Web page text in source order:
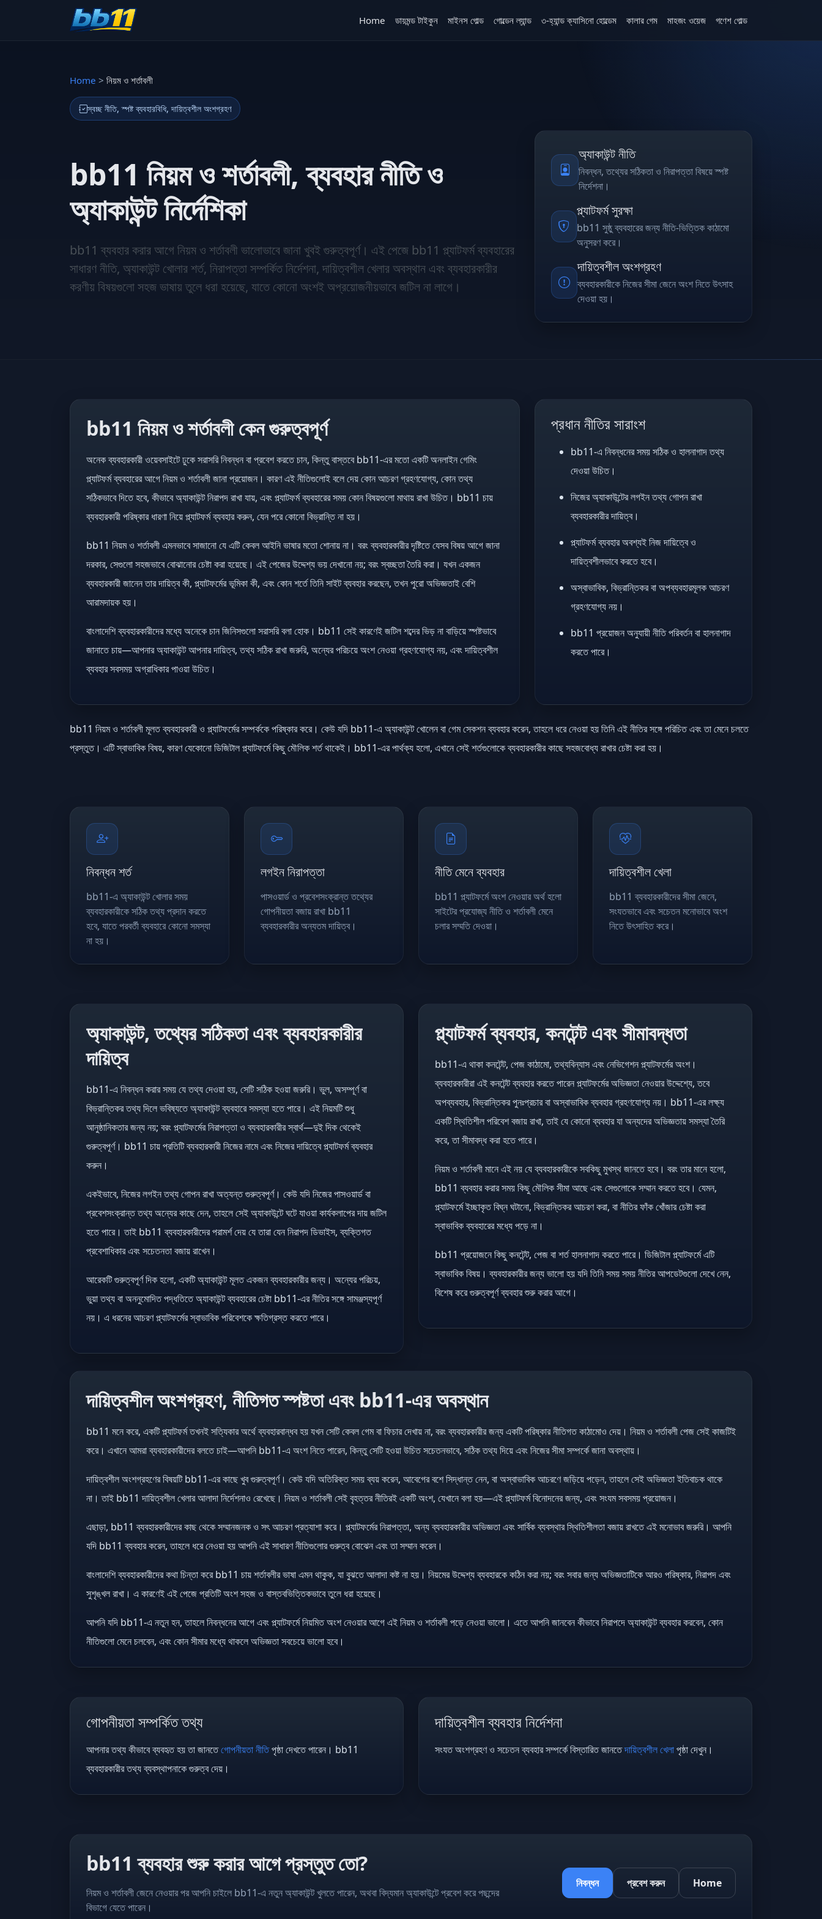
Home ডায়মন্ড টাইকুন মাইনস গোল্ড গোল্ডেন ল্যান্ড ৩-হ্যান্ড ক্যাসিনো হোল্ডেম কালার গেম মাহজং ওয়েজ গণেশ গোল্ড
Home > নিয়ম ও শর্তাবলী
স্বচ্ছ নীতি, স্পষ্ট ব্যবহারবিধি, দায়িত্বশীল অংশগ্রহণ
bb11 নিয়ম ও শর্তাবলী, ব্যবহার নীতি ও
অ্যাকাউন্ট নির্দেশিকা
bb11 ব্যবহার করার আগে নিয়ম ও শর্তাবলী ভালোভাবে জানা খুবই গুরুত্বপূর্ণ। এই পেজে bb11 প্ল্যাটফর্ম ব্যবহারের
সাধারণ নীতি, অ্যাকাউন্ট খোলার শর্ত, নিরাপত্তা সম্পর্কিত নির্দেশনা, দায়িত্বশীল খেলার অবস্থান এবং ব্যবহারকারীর
করণীয় বিষয়গুলো সহজ ভাষায় তুলে ধরা হয়েছে, যাতে কোনো অংশই অপ্রয়োজনীয়ভাবে জটিল না লাগে।
অ্যাকাউন্ট নীতি
নিবন্ধন, তথ্যের সঠিকতা ও নিরাপত্তা বিষয়ে স্পষ্ট
নির্দেশনা।
প্ল্যাটফর্ম সুরক্ষা
bb11 সুষ্ঠু ব্যবহারের জন্য নীতি-ভিত্তিক কাঠামো
অনুসরণ করে।
দায়িত্বশীল অংশগ্রহণ
ব্যবহারকারীকে নিজের সীমা জেনে অংশ নিতে উৎসাহ
দেওয়া হয়।
bb11 নিয়ম ও শর্তাবলী কেন গুরুত্বপূর্ণ
অনেক ব্যবহারকারী ওয়েবসাইটে ঢুকে সরাসরি নিবন্ধন বা প্রবেশ করতে চান, কিন্তু বাস্তবে bb11-এর মতো একটি অনলাইন গেমিং
প্ল্যাটফর্ম ব্যবহারের আগে নিয়ম ও শর্তাবলী জানা প্রয়োজন। কারণ এই নীতিগুলোই বলে দেয় কোন আচরণ গ্রহণযোগ্য, কোন তথ্য
সঠিকভাবে দিতে হবে, কীভাবে অ্যাকাউন্ট নিরাপদ রাখা যায়, এবং প্ল্যাটফর্ম ব্যবহারের সময় কোন বিষয়গুলো মাথায় রাখা উচিত। bb11 চায়
ব্যবহারকারী পরিষ্কার ধারণা নিয়ে প্ল্যাটফর্ম ব্যবহার করুন, যেন পরে কোনো বিভ্রান্তি না হয়।
bb11 নিয়ম ও শর্তাবলী এমনভাবে সাজানো যে এটি কেবল আইনি ভাষার মতো শোনায় না। বরং ব্যবহারকারীর দৃষ্টিতে যেসব বিষয় আগে জানা
দরকার, সেগুলো সহজভাবে বোঝানোর চেষ্টা করা হয়েছে। এই পেজের উদ্দেশ্য ভয় দেখানো নয়; বরং স্বচ্ছতা তৈরি করা। যখন একজন
ব্যবহারকারী জানেন তার দায়িত্ব কী, প্ল্যাটফর্মের ভূমিকা কী, এবং কোন শর্তে তিনি সাইট ব্যবহার করছেন, তখন পুরো অভিজ্ঞতাই বেশি
আরামদায়ক হয়।
বাংলাদেশি ব্যবহারকারীদের মধ্যে অনেকে চান জিনিসগুলো সরাসরি বলা হোক। bb11 সেই কারণেই জটিল শব্দের ভিড় না বাড়িয়ে স্পষ্টভাবে
জানাতে চায়—আপনার অ্যাকাউন্ট আপনার দায়িত্ব, তথ্য সঠিক রাখা জরুরি, অন্যের পরিচয়ে অংশ নেওয়া গ্রহণযোগ্য নয়, এবং দায়িত্বশীল
ব্যবহার সবসময় অগ্রাধিকার পাওয়া উচিত।
প্রধান নীতির সারাংশ
bb11-এ নিবন্ধনের সময় সঠিক ও হালনাগাদ তথ্য
দেওয়া উচিত।
নিজের অ্যাকাউন্টের লগইন তথ্য গোপন রাখা
ব্যবহারকারীর দায়িত্ব।
প্ল্যাটফর্ম ব্যবহার অবশ্যই নিজ দায়িত্বে ও
দায়িত্বশীলভাবে করতে হবে।
অস্বাভাবিক, বিভ্রান্তিকর বা অপব্যবহারমূলক আচরণ
গ্রহণযোগ্য নয়।
bb11 প্রয়োজন অনুযায়ী নীতি পরিবর্তন বা হালনাগাদ
করতে পারে।
bb11 নিয়ম ও শর্তাবলী মূলত ব্যবহারকারী ও প্ল্যাটফর্মের সম্পর্ককে পরিষ্কার করে। কেউ যদি bb11-এ অ্যাকাউন্ট খোলেন বা গেম সেকশন ব্যবহার করেন, তাহলে ধরে নেওয়া হয় তিনি এই নীতির সঙ্গে পরিচিত এবং তা মেনে চলতে
প্রস্তুত। এটি স্বাভাবিক বিষয়, কারণ যেকোনো ডিজিটাল প্ল্যাটফর্মে কিছু মৌলিক শর্ত থাকেই। bb11-এর পার্থক্য হলো, এখানে সেই শর্তগুলোকে ব্যবহারকারীর কাছে সহজবোধ্য রাখার চেষ্টা করা হয়।
নিবন্ধন শর্ত
bb11-এ অ্যাকাউন্ট খোলার সময়
ব্যবহারকারীকে সঠিক তথ্য প্রদান করতে
হবে, যাতে পরবর্তী ব্যবহারে কোনো সমস্যা
না হয়।
লগইন নিরাপত্তা
পাসওয়ার্ড ও প্রবেশসংক্রান্ত তথ্যের
গোপনীয়তা বজায় রাখা bb11
ব্যবহারকারীর অন্যতম দায়িত্ব।
নীতি মেনে ব্যবহার
bb11 প্ল্যাটফর্মে অংশ নেওয়ার অর্থ হলো
সাইটের প্রযোজ্য নীতি ও শর্তাবলী মেনে
চলার সম্মতি দেওয়া।
দায়িত্বশীল খেলা
bb11 ব্যবহারকারীদের সীমা জেনে,
সংযতভাবে এবং সচেতন মনোভাবে অংশ
নিতে উৎসাহিত করে।
অ্যাকাউন্ট, তথ্যের সঠিকতা এবং ব্যবহারকারীর
দায়িত্ব
bb11-এ নিবন্ধন করার সময় যে তথ্য দেওয়া হয়, সেটি সঠিক হওয়া জরুরি। ভুল, অসম্পূর্ণ বা
বিভ্রান্তিকর তথ্য দিলে ভবিষ্যতে অ্যাকাউন্ট ব্যবহারে সমস্যা হতে পারে। এই নিয়মটি শুধু
আনুষ্ঠানিকতার জন্য নয়; বরং প্ল্যাটফর্মের নিরাপত্তা ও ব্যবহারকারীর স্বার্থ—দুই দিক থেকেই
গুরুত্বপূর্ণ। bb11 চায় প্রতিটি ব্যবহারকারী নিজের নামে এবং নিজের দায়িত্বে প্ল্যাটফর্ম ব্যবহার
করুন।
একইভাবে, নিজের লগইন তথ্য গোপন রাখা অত্যন্ত গুরুত্বপূর্ণ। কেউ যদি নিজের পাসওয়ার্ড বা
প্রবেশসংক্রান্ত তথ্য অন্যের কাছে দেন, তাহলে সেই অ্যাকাউন্টে ঘটে যাওয়া কার্যকলাপের দায় জটিল
হতে পারে। তাই bb11 ব্যবহারকারীদের পরামর্শ দেয় যে তারা যেন নিরাপদ ডিভাইস, ব্যক্তিগত
প্রবেশাধিকার এবং সচেতনতা বজায় রাখেন।
আরেকটি গুরুত্বপূর্ণ দিক হলো, একটি অ্যাকাউন্ট মূলত একজন ব্যবহারকারীর জন্য। অন্যের পরিচয়,
ভুয়া তথ্য বা অননুমোদিত পদ্ধতিতে অ্যাকাউন্ট ব্যবহারের চেষ্টা bb11-এর নীতির সঙ্গে সামঞ্জস্যপূর্ণ
নয়। এ ধরনের আচরণ প্ল্যাটফর্মের স্বাভাবিক পরিবেশকে ক্ষতিগ্রস্ত করতে পারে।
প্ল্যাটফর্ম ব্যবহার, কনটেন্ট এবং সীমাবদ্ধতা
bb11-এ থাকা কনটেন্ট, পেজ কাঠামো, তথ্যবিন্যাস এবং নেভিগেশন প্ল্যাটফর্মের অংশ।
ব্যবহারকারীরা এই কনটেন্ট ব্যবহার করতে পারেন প্ল্যাটফর্মের অভিজ্ঞতা নেওয়ার উদ্দেশ্যে, তবে
অপব্যবহার, বিভ্রান্তিকর পুনঃপ্রচার বা অস্বাভাবিক ব্যবহার গ্রহণযোগ্য নয়। bb11-এর লক্ষ্য
একটি স্থিতিশীল পরিবেশ বজায় রাখা, তাই যে কোনো ব্যবহার যা অন্যদের অভিজ্ঞতায় সমস্যা তৈরি
করে, তা সীমাবদ্ধ করা হতে পারে।
নিয়ম ও শর্তাবলী মানে এই নয় যে ব্যবহারকারীকে সবকিছু মুখস্থ জানতে হবে। বরং তার মানে হলো,
bb11 ব্যবহার করার সময় কিছু মৌলিক সীমা আছে এবং সেগুলোকে সম্মান করতে হবে। যেমন,
প্ল্যাটফর্মে ইচ্ছাকৃত বিঘ্ন ঘটানো, বিভ্রান্তিকর আচরণ করা, বা নীতির ফাঁক খোঁজার চেষ্টা করা
স্বাভাবিক ব্যবহারের মধ্যে পড়ে না।
bb11 প্রয়োজনে কিছু কনটেন্ট, পেজ বা শর্ত হালনাগাদ করতে পারে। ডিজিটাল প্ল্যাটফর্মে এটি
স্বাভাবিক বিষয়। ব্যবহারকারীর জন্য ভালো হয় যদি তিনি সময় সময় নীতির আপডেটগুলো দেখে নেন,
বিশেষ করে গুরুত্বপূর্ণ ব্যবহার শুরু করার আগে।
দায়িত্বশীল অংশগ্রহণ, নীতিগত স্পষ্টতা এবং bb11-এর অবস্থান
bb11 মনে করে, একটি প্ল্যাটফর্ম তখনই সত্যিকার অর্থে ব্যবহারবান্ধব হয় যখন সেটি কেবল গেম বা ফিচার দেখায় না, বরং ব্যবহারকারীর জন্য একটি পরিষ্কার নীতিগত কাঠামোও দেয়। নিয়ম ও শর্তাবলী পেজ সেই কাজটিই
করে। এখানে আমরা ব্যবহারকারীদের বলতে চাই—আপনি bb11-এ অংশ নিতে পারেন, কিন্তু সেটি হওয়া উচিত সচেতনভাবে, সঠিক তথ্য দিয়ে এবং নিজের সীমা সম্পর্কে জানা অবস্থায়।
দায়িত্বশীল অংশগ্রহণের বিষয়টি bb11-এর কাছে খুব গুরুত্বপূর্ণ। কেউ যদি অতিরিক্ত সময় ব্যয় করেন, আবেগের বশে সিদ্ধান্ত নেন, বা অস্বাভাবিক আচরণে জড়িয়ে পড়েন, তাহলে সেই অভিজ্ঞতা ইতিবাচক থাকে
না। তাই bb11 দায়িত্বশীল খেলার আলাদা নির্দেশনাও রেখেছে। নিয়ম ও শর্তাবলী সেই বৃহত্তর নীতিরই একটি অংশ, যেখানে বলা হয়—এই প্ল্যাটফর্ম বিনোদনের জন্য, এবং সংযম সবসময় প্রয়োজন।
এছাড়া, bb11 ব্যবহারকারীদের কাছ থেকে সম্মানজনক ও সৎ আচরণ প্রত্যাশা করে। প্ল্যাটফর্মের নিরাপত্তা, অন্য ব্যবহারকারীর অভিজ্ঞতা এবং সার্বিক ব্যবস্থার স্থিতিশীলতা বজায় রাখতে এই মনোভাব জরুরি। আপনি
যদি bb11 ব্যবহার করেন, তাহলে ধরে নেওয়া হয় আপনি এই সাধারণ নীতিগুলোর গুরুত্ব বোঝেন এবং তা সম্মান করেন।
বাংলাদেশি ব্যবহারকারীদের কথা চিন্তা করে bb11 চায় শর্তাবলীর ভাষা এমন থাকুক, যা বুঝতে আলাদা কষ্ট না হয়। নিয়মের উদ্দেশ্য ব্যবহারকে কঠিন করা নয়; বরং সবার জন্য অভিজ্ঞতাটিকে আরও পরিষ্কার, নিরাপদ এবং
সুশৃঙ্খল রাখা। এ কারণেই এই পেজে প্রতিটি অংশ সহজ ও বাস্তবভিত্তিকভাবে তুলে ধরা হয়েছে।
আপনি যদি bb11-এ নতুন হন, তাহলে নিবন্ধনের আগে এবং প্ল্যাটফর্মে নিয়মিত অংশ নেওয়ার আগে এই নিয়ম ও শর্তাবলী পড়ে নেওয়া ভালো। এতে আপনি জানবেন কীভাবে নিরাপদে অ্যাকাউন্ট ব্যবহার করবেন, কোন
নীতিগুলো মেনে চলবেন, এবং কোন সীমার মধ্যে থাকলে অভিজ্ঞতা সবচেয়ে ভালো হবে।
গোপনীয়তা সম্পর্কিত তথ্য
আপনার তথ্য কীভাবে ব্যবহৃত হয় তা জানতেগোপনীয়তা নীতিপৃষ্ঠা দেখতে পারেন। bb11
ব্যবহারকারীর তথ্য ব্যবস্থাপনাকে গুরুত্ব দেয়।
দায়িত্বশীল ব্যবহার নির্দেশনা
সংযত অংশগ্রহণ ও সচেতন ব্যবহার সম্পর্কে বিস্তারিত জানতেদায়িত্বশীল খেলাপৃষ্ঠা দেখুন।
bb11 ব্যবহার শুরু করার আগে প্রস্তুত তো?
নিয়ম ও শর্তাবলী জেনে নেওয়ার পর আপনি চাইলে bb11-এ নতুন অ্যাকাউন্ট খুলতে পারেন, অথবা বিদ্যমান অ্যাকাউন্টে প্রবেশ করে পছন্দের
বিভাগে যেতে পারেন।
নিবন্ধন প্রবেশ করুন Home